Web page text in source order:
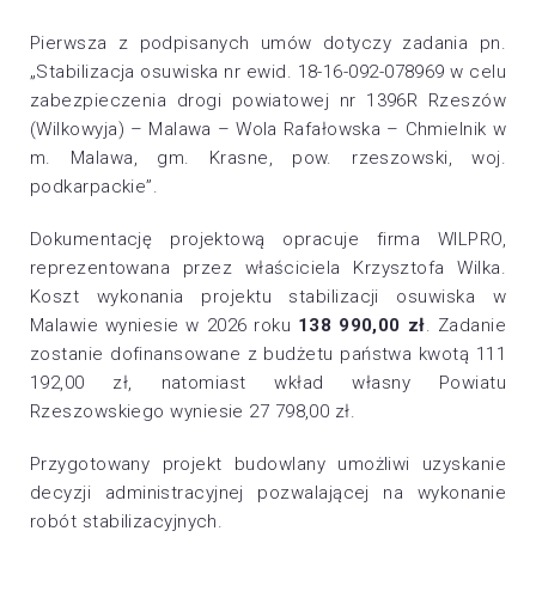
Pierwsza z podpisanych umów dotyczy zadania pn.
„Stabilizacja osuwiska nr ewid. 18-16-092-078969 w celu
zabezpieczenia drogi powiatowej nr 1396R Rzeszów
(Wilkowyja) – Malawa – Wola Rafałowska – Chmielnik w
m. Malawa, gm. Krasne, pow. rzeszowski, woj.
podkarpackie”.
Dokumentację projektową opracuje firma WILPRO,
reprezentowana przez właściciela Krzysztofa Wilka.
Koszt wykonania projektu stabilizacji osuwiska w
Malawie wyniesie w 2026 roku 138 990,00 zł. Zadanie
zostanie dofinansowane z budżetu państwa kwotą 111
192,00 zł, natomiast wkład własny Powiatu
Rzeszowskiego wyniesie 27 798,00 zł.
Przygotowany projekt budowlany umożliwi uzyskanie
decyzji administracyjnej pozwalającej na wykonanie
robót stabilizacyjnych.